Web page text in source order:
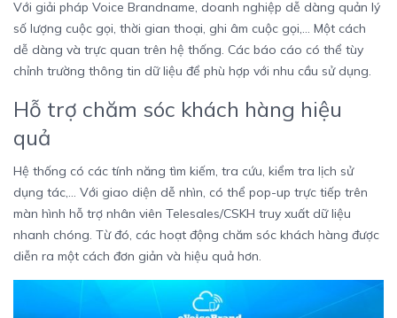
Với giải pháp Voice Brandname, doanh nghiệp dễ dàng quản lý
số lượng cuộc gọi, thời gian thoại, ghi âm cuộc gọi,… Một cách
dễ dàng và trực quan trên hệ thống. Các báo cáo có thể tùy
chỉnh trường thông tin dữ liệu để phù hợp với nhu cầu sử dụng.
Hỗ trợ chăm sóc khách hàng hiệu
quả
Hệ thống có các tính năng tìm kiếm, tra cứu, kiểm tra lịch sử
dụng tác,… Với giao diện dễ nhìn, có thể pop-up trực tiếp trên
màn hình hỗ trợ nhân viên Telesales/CSKH truy xuất dữ liệu
nhanh chóng. Từ đó, các hoạt động chăm sóc khách hàng được
diễn ra một cách đơn giản và hiệu quả hơn.